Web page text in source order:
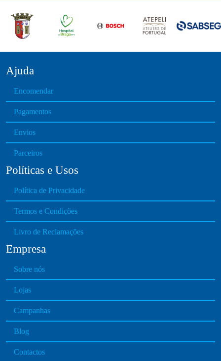
Ajuda
Encomendar
Pagamentos
Envios
Parceiros
Políticas e Usos
Política de Privacidade
Termos e Condições
Livro de Reclamações
Empresa
Sobre nós
Lojas
Campanhas
Blog
Contactos